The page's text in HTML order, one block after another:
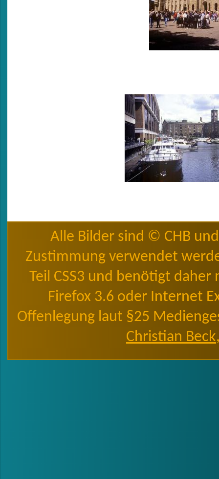
Alle Bilder sind © CHB
Zustimmung verwendet
Teil CSS3 und benötigt
Firefox 3.6 oder Internet
Offenlegung laut §25
Christian Beck